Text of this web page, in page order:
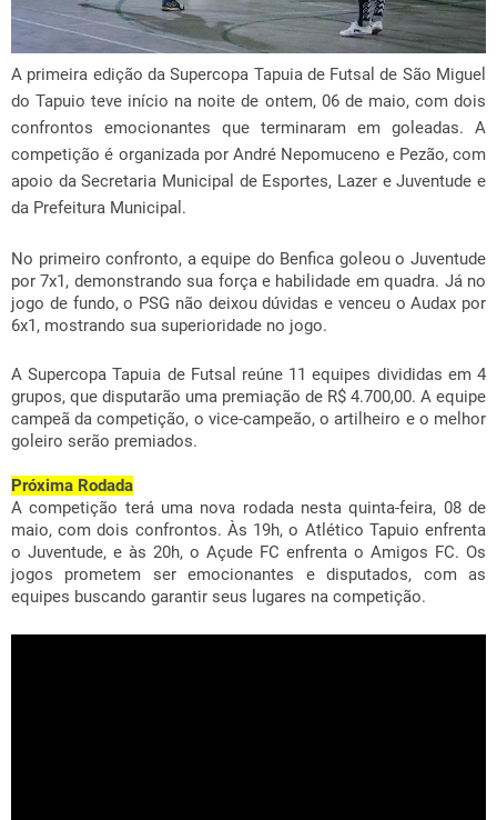
A primeira edição da Supercopa Tapuia de Futsal de São Miguel
do Tapuio teve início na noite de ontem, 06 de maio, com dois
confrontos emocionantes que terminaram em goleadas. A
competição é organizada por André Nepomuceno e Pezão, com
apoio da Secretaria Municipal de Esportes, Lazer e Juventude e
da Prefeitura Municipal.
No primeiro confronto, a equipe do Benfica goleou o Juventude
por 7x1, demonstrando sua força e habilidade em quadra. Já no
jogo de fundo, o PSG não deixou dúvidas e venceu o Audax por
6x1, mostrando sua superioridade no jogo.
A Supercopa Tapuia de Futsal reúne 11 equipes divididas em 4
grupos, que disputarão uma premiação de R$ 4.700,00. A equipe
campeã da competição, o vice-campeão, o artilheiro e o melhor
goleiro serão premiados.
Próxima Rodada
A competição terá uma nova rodada nesta quinta-feira, 08 de
maio, com dois confrontos. Às 19h, o Atlético Tapuio enfrenta
o Juventude, e às 20h, o Açude FC enfrenta o Amigos FC. Os
jogos prometem ser emocionantes e disputados, com as
equipes buscando garantir seus lugares na competição.